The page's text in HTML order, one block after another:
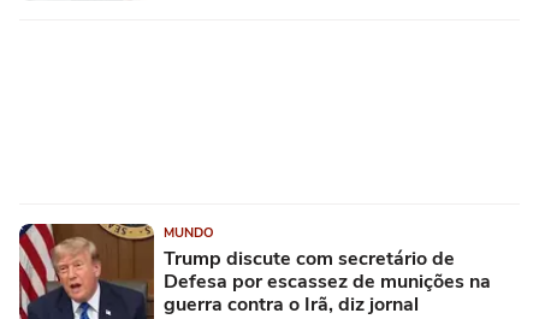
MUNDO
Trump discute com secretário de
Defesa por escassez de munições na
guerra contra o Irã, diz jornal